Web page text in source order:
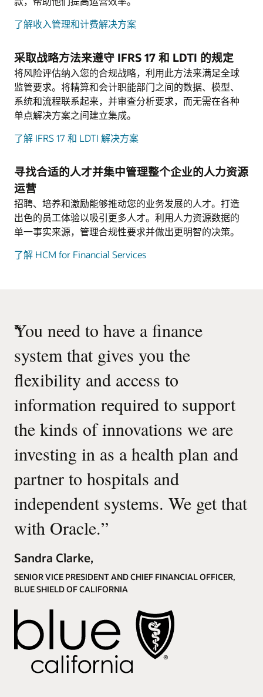
了解收入管理和计费解决方案
采取战略方法来遵守 IFRS 17 和 LDTI 的规定
将风险评估纳入您的合规战略，利用此方法来满足全球
监管要求。将精算和会计职能部门之间的数据、模型、
系统和流程联系起来，并审查分析要求，而无需在各种
单点解决方案之间建立集成。
了解 IFRS 17 和 LDTI 解决方案
寻找合适的人才并集中管理整个企业的人力资源
运营
招聘、培养和激励能够推动您的业务发展的人才。打造
出色的员工体验以吸引更多人才。利用人力资源数据的
单一事实来源，管理合规性要求并做出更明智的决策。
了解 HCM for Financial Services
“
You need to have a finance
system that gives you the
flexibility and access to
information required to support
the kinds of innovations we are
investing in as a health plan and
partner to hospitals and
independent systems. We get that
with Oracle.”
Sandra Clarke,
SENIOR VICE PRESIDENT AND CHIEF FINANCIAL OFFICER,
BLUE SHIELD OF CALIFORNIA